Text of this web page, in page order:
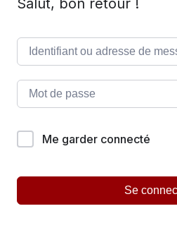
Salut, bon retour !
Me garder connecté
Se